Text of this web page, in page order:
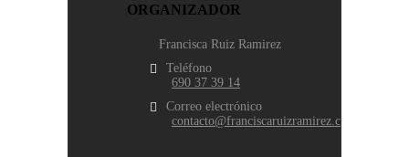
ORGANIZADOR
Francisca Ruiz Ramirez
Teléfono
690 37 39 14
Correo electrónico
contacto@franciscaruizramirez.com